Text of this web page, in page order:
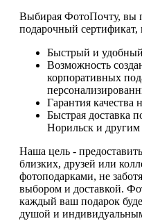
Выбирая ФотоПочту, вы
подарочный
Быстрый и удобный
Возможность
корпоративных
Гарантия
Быстрая доставка
Норильск и другим
Наша цель -
близких, друзей или
фотоподарками, не
выбором и доставкой.
каждый ваш подарок
душой и